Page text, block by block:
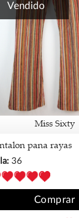
Vendido
Miss Sixty
pana rayas
sisty 29
36
Comprar